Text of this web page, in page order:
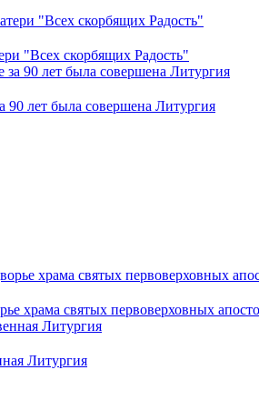
"Всех скорбящих Радость"
90 лет была совершена Литургия
святых первоверховных
Литургия